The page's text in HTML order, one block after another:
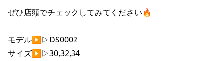
ぜひ店頭でチェックしてみてください🔥
モデル▶︎▷DS0002
サイズ▶︎▷30,32,34